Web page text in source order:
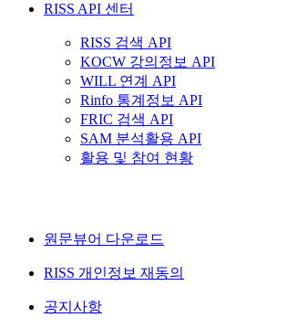
RISS API 센터
RISS 검색 API
KOCW 강의정보 API
WILL 연계 API
Rinfo 통계정보 API
FRIC 검색 API
SAM 분석활용 API
활용 및 참여 현황
원문뷰어 다운로드
RISS 개인정보 재동의
공지사항